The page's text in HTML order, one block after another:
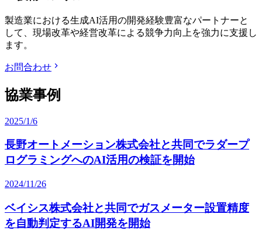
製造業における生成AI活用の開発経験豊富なパートナーと
して、現場改革や経営改革による競争力向上を強力に支援し
ます。
お問合わせ
協業事例
2025/1/6
長野オートメーション株式会社と共同でラダープ
ログラミングへのAI活用の検証を開始
2024/11/26
ベイシス株式会社と共同でガスメーター設置精度
を自動判定するAI開発を開始